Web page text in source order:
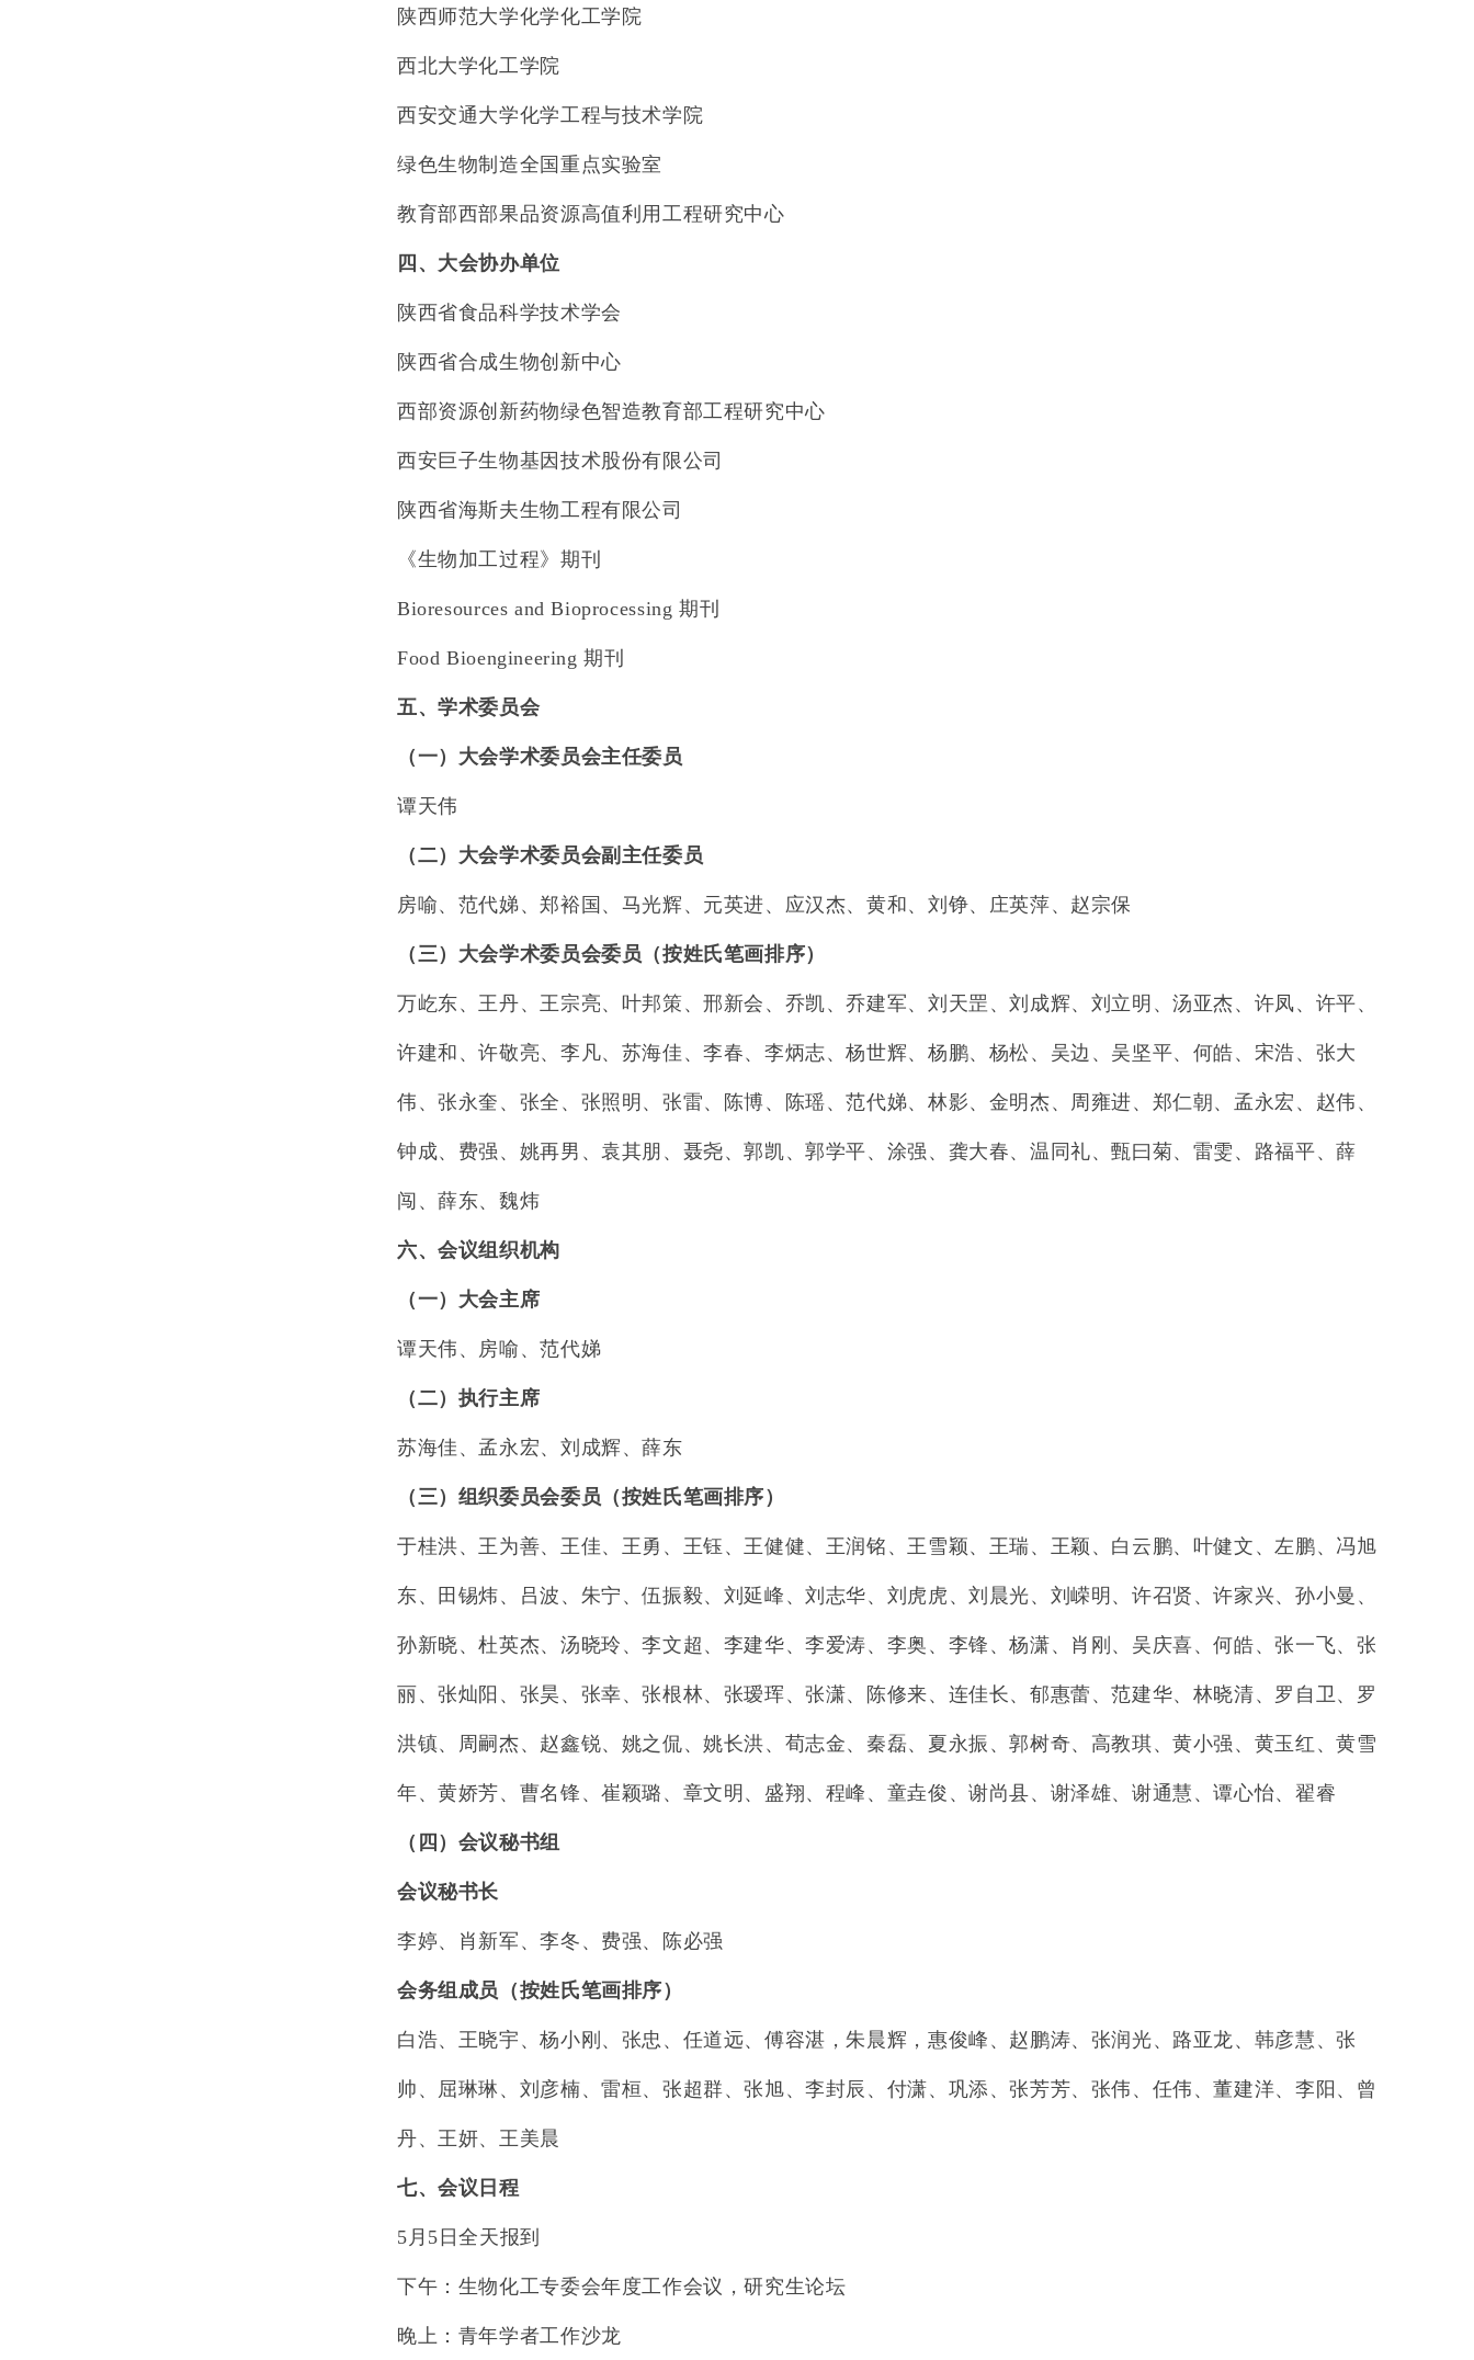
陕西师范大学化学化工学院
西北大学化工学院
西安交通大学化学工程与技术学院
绿色生物制造全国重点实验室
教育部西部果品资源高值利用工程研究中心
四、大会协办单位
陕西省食品科学技术学会
陕西省合成生物创新中心
西部资源创新药物绿色智造教育部工程研究中心
西安巨子生物基因技术股份有限公司
陕西省海斯夫生物工程有限公司
《生物加工过程》期刊
Bioresources and Bioprocessing 期刊
Food Bioengineering期刊
五、学术委员会
（一）大会学术委员会主任委员
谭天伟
（二）大会学术委员会副主任委员
房喻、范代娣、郑裕国、马光辉、元英进、应汉杰、黄和、刘铮、庄英萍、赵宗保
（三）大会学术委员会委员（按姓氏笔画排序）
万屹东、王丹、王宗亮、叶邦策、邢新会、乔凯、乔建军、刘天罡、刘成辉、刘立明、汤亚杰、许凤、许平、
许建和、许敬亮、李凡、苏海佳、李春、李炳志、杨世辉、杨鹏、杨松、吴边、吴坚平、何皓、宋浩、张大
伟、张永奎、张全、张照明、张雷、陈博、陈瑶、范代娣、林影、金明杰、周雍进、郑仁朝、孟永宏、赵伟、
钟成、费强、姚再男、袁其朋、聂尧、郭凯、郭学平、涂强、龚大春、温同礼、甄曰菊、雷雯、路福平、薛
闯、薛东、魏炜
六、会议组织机构
（一）大会主席
谭天伟、房喻、范代娣
（二）执行主席
苏海佳、孟永宏、刘成辉、薛东
（三）组织委员会委员（按姓氏笔画排序）
于桂洪、王为善、王佳、王勇、王钰、王健健、王润铭、王雪颖、王瑞、王颖、白云鹏、叶健文、左鹏、冯旭
东、田锡炜、吕波、朱宁、伍振毅、刘延峰、刘志华、刘虎虎、刘晨光、刘嵘明、许召贤、许家兴、孙小曼、
孙新晓、杜英杰、汤晓玲、李文超、李建华、李爱涛、李奥、李锋、杨潇、肖刚、吴庆喜、何皓、张一飞、张
丽、张灿阳、张昊、张幸、张根林、张瑷珲、张潇、陈修来、连佳长、郁惠蕾、范建华、林晓清、罗自卫、罗
洪镇、周嗣杰、赵鑫锐、姚之侃、姚长洪、荀志金、秦磊、夏永振、郭树奇、高教琪、黄小强、黄玉红、黄雪
年、黄娇芳、曹名锋、崔颖璐、章文明、盛翔、程峰、童垚俊、谢尚县、谢泽雄、谢通慧、谭心怡、翟睿
（四）会议秘书组
会议秘书长
李婷、肖新军、李冬、费强、陈必强
会务组成员（按姓氏笔画排序）
白浩、王晓宇、杨小刚、张忠、任道远、傅容湛，朱晨辉，惠俊峰、赵鹏涛、张润光、路亚龙、韩彦慧、张
帅、屈琳琳、刘彦楠、雷桓、张超群、张旭、李封辰、付潇、巩添、张芳芳、张伟、任伟、董建洋、李阳、曾
丹、王妍、王美晨
七、会议日程
5 月 5 日全天报到
下午：生物化工专委会年度工作会议，研究生论坛
晚上：青年学者工作沙龙